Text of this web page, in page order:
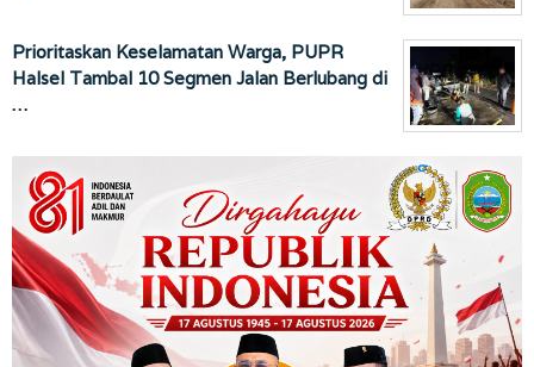
Prioritaskan Keselamatan Warga, PUPR
Halsel Tambal 10 Segmen Jalan Berlubang di
…